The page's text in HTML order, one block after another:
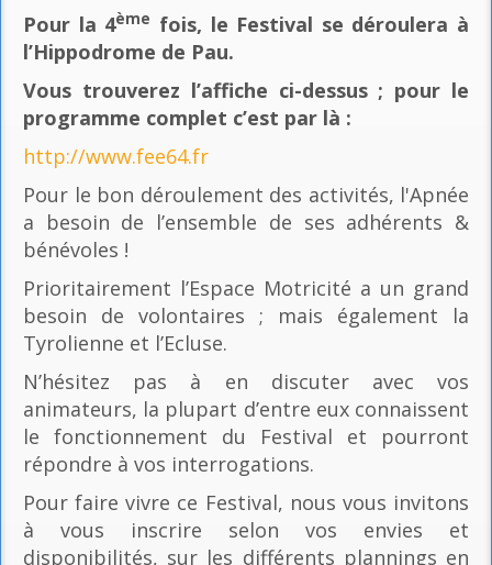
Pour la 4ème fois, le Festival se déroulera à
l’Hippodrome de Pau.
Vous trouverez l’affiche ci-dessus ; pour le
programme complet c’est par là :
http://www.fee64.fr
Pour le bon déroulement des activités, l'Apnée
a besoin de l’ensemble de ses adhérents &
bénévoles !
Prioritairement l’Espace Motricité a un grand
besoin de volontaires ; mais également la
Tyrolienne et l’Ecluse.
N’hésitez pas à en discuter avec vos
animateurs, la plupart d’entre eux connaissent
le fonctionnement du Festival et pourront
répondre à vos interrogations.
Pour faire vivre ce Festival, nous vous invitons
à vous inscrire selon vos envies et
disponibilités, sur les différents plannings en